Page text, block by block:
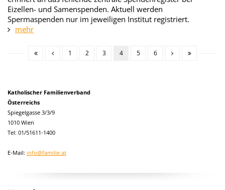
Eizellen- und Samenspenden. Aktuell werden
Spermaspenden nur im jeweiligen Institut registriert.
mehr
1 2 3 4 5 6
Katholischer Familienverband
Österreichs
Spiegelgasse 3/3/9
1010 Wien
Tel: 01/51611-1400
E-Mail: info@familie.at